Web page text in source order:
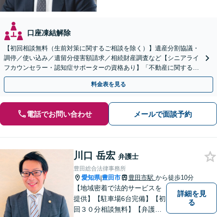
口座凍結解除
【初回相談無料（生前対策に関するご相談を除く）】遺産分割協議・
調停／使い込み／遺留分侵害額請求／相続財産調査など【シニアライ
フカウンセラー・認知症サポーターの資格あり】「不動産に関する相
続もお任せください」【当日・夜間相談可（要相談）】
料金表を見る
電話でお問い合わせ メールで面談予約
川口 岳宏 弁護士
豊田総合法律事務所
愛知県|豊田市 豊田市駅 から徒歩10分
【地域密着で法的サービスを
提供】【駐車場6台完備】【初
回３０分相談無料】【弁護士3
詳細を見
る